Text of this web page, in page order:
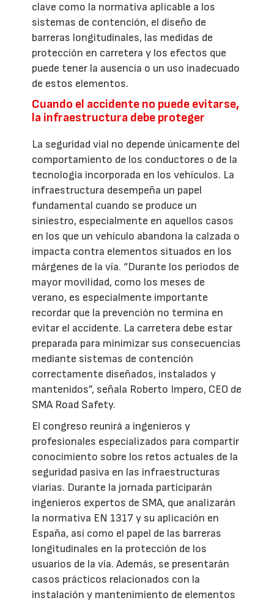
clave como la normativa aplicable a los
sistemas de contención, el diseño de
barreras longitudinales, las medidas de
protección en carretera y los efectos que
puede tener la ausencia o un uso inadecuado
de estos elementos.
Cuando el accidente no puede evitarse,
la infraestructura debe proteger
La seguridad vial no depende únicamente del
comportamiento de los conductores o de la
tecnología incorporada en los vehículos. La
infraestructura desempeña un papel
fundamental cuando se produce un
siniestro, especialmente en aquellos casos
en los que un vehículo abandona la calzada o
impacta contra elementos situados en los
márgenes de la vía. “Durante los periodos de
mayor movilidad, como los meses de
verano, es especialmente importante
recordar que la prevención no termina en
evitar el accidente. La carretera debe estar
preparada para minimizar sus consecuencias
mediante sistemas de contención
correctamente diseñados, instalados y
mantenidos”, señala Roberto Impero, CEO de
SMA Road Safety.
El congreso reunirá a ingenieros y
profesionales especializados para compartir
conocimiento sobre los retos actuales de la
seguridad pasiva en las infraestructuras
viarias. Durante la jornada participarán
ingenieros expertos de SMA, que analizarán
la normativa EN 1317 y su aplicación en
España, así como el papel de las barreras
longitudinales en la protección de los
usuarios de la vía. Además, se presentarán
casos prácticos relacionados con la
instalación y mantenimiento de elementos